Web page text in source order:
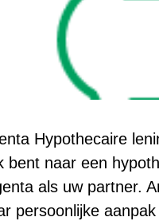
Hypothecaire
bent naar een
als uw partner.
persoonlijke